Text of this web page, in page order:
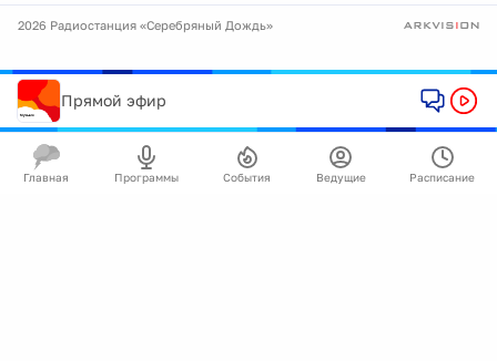
2026 Радиостанция «Серебряный Дождь»
Прямой эфир
Главная Программы События Ведущие Расписание